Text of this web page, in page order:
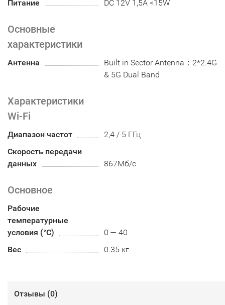
Питание DC 12V 1,5A <15W
Основные
характеристики
Антенна
Built in Sector Antenna：2*2.4G
& 5G Dual Band
Характеристики
Wi-Fi
Диапазон частот
2,4 / 5 ГГц
Скорость передачи
данных
867Мб/с
Основное
Рабочие
температурные
условия (°С)
0 — 40
Вес
0.35 кг
Отзывы (0)